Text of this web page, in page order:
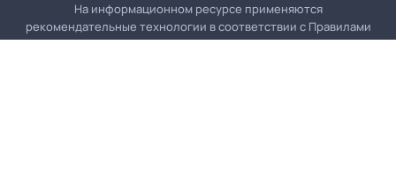
На информационном ресурсе применяются
рекомендательные технологии в соответствии с Правилами